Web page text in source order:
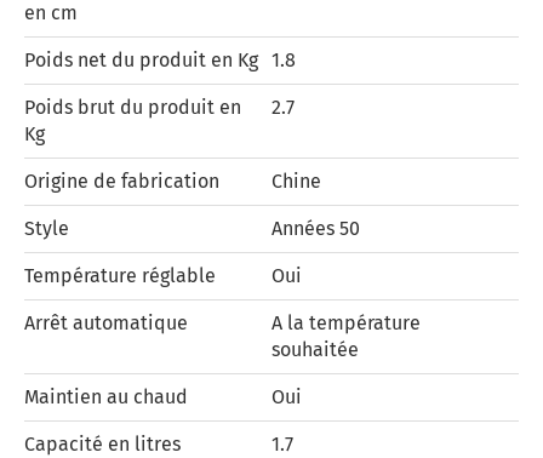
en cm
Poids net du produit en Kg 1.8
Poids brut du produit en
Kg
2.7
Origine de fabrication Chine
Style Années 50
Température réglable Oui
Arrêt automatique
A la température
souhaitée
Maintien au chaud Oui
Capacité en litres 1.7